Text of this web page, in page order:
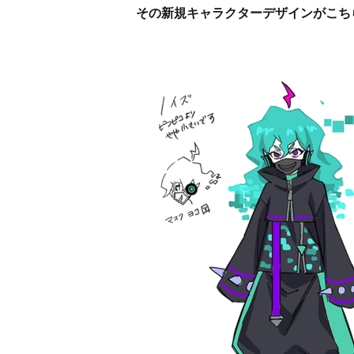
その新規キャラクターデザインがこち